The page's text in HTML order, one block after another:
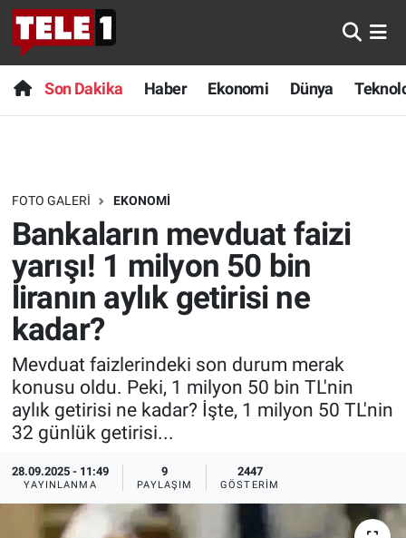
Son Dakika Haber Ekonomi Dünya
FOTO GALERI EKONOMI
Bankaların mevduat faizi
yarışı! 1 milyon 50 bin
liranın aylık getirisi ne
kadar?
Mevduat faizlerindeki son durum merak
konusu oldu. Peki, 1 milyon 50 bin TL'nin
aylık getirisi ne kadar? İşte, 1 milyon 50 TL'nin
32 günlük getirisi...
28.09.2025 - 11:49
YAYINLANMA
9
PAYLAŞIM
2447
GÖSTERIM
Anında Manşet
Başka Sohbetler
Bilim turu
Bilim ve Teknoloji Evreni
Doğa Konuşuyor
Dünya
Ege Saati
Ege'den Esintiler
Eğitim
Eğlence
Son Dakika
Haber
Dünya
Teknoloji
Sağlık
Spor
Yayın Akışı
İletişim
Nöbetçi Eczaneler
Hava Durumu
Trafik Durumu
Süper Lig Puan Durumu ve Fikstür
Tüm Manşetler
Son Dakika Haberleri
Haber Arşivi